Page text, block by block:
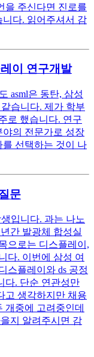
을 주신다면 진로를
다. 읽어주셔서 감
이 연구개발
asml은 동탄, 삼성
습니다. 제가 학부
로 했습니다. 연구
의 전문가로 성장
선택하는 것이 나
문
입니다. 과는 나노
간 발광체 합성실
으로는 디스플레이,
다. 이번에 삼성 여
스플레이와 ds 공정
다. 단순 연관성만
고 생각하지만 채용
개중에 고려중인데
지 알려주시면 감